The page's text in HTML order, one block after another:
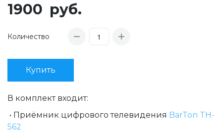
1900 руб.
Количество
Купить
В комплект входит:
• Приёмник цифрового телевидения BarTon TH-
562